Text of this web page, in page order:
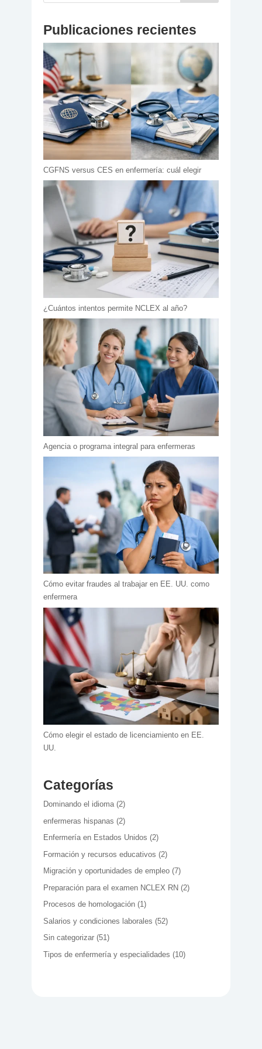
Publicaciones recientes
CGFNS versus CES en enfermería: cuál elegir
¿Cuántos intentos permite NCLEX al año?
Agencia o programa integral para enfermeras
Cómo evitar fraudes al trabajar en EE. UU. como
enfermera
Cómo elegir el estado de licenciamiento en EE.
UU.
Categorías
Dominando el idioma(2)
enfermeras hispanas (2)
Enfermería en Estados Unidos (2)
Formación y recursos educativos (2)
Migración y oportunidades de empleo(7)
Preparación para el examen NCLEX RN(2)
Procesos de homologación(1)
Salarios y condiciones laborales (52)
Sin categorizar(51)
Tipos de enfermería y especialidades (10)